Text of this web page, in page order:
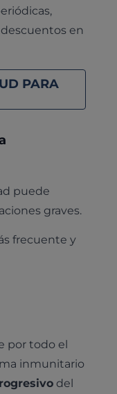
en
PARA
puede
graves.
frecuente y
por todo el
inmunitario
del